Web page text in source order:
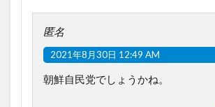
匿名
2021年8月30日 12:49 AM
朝鮮自民党でしょうかね。